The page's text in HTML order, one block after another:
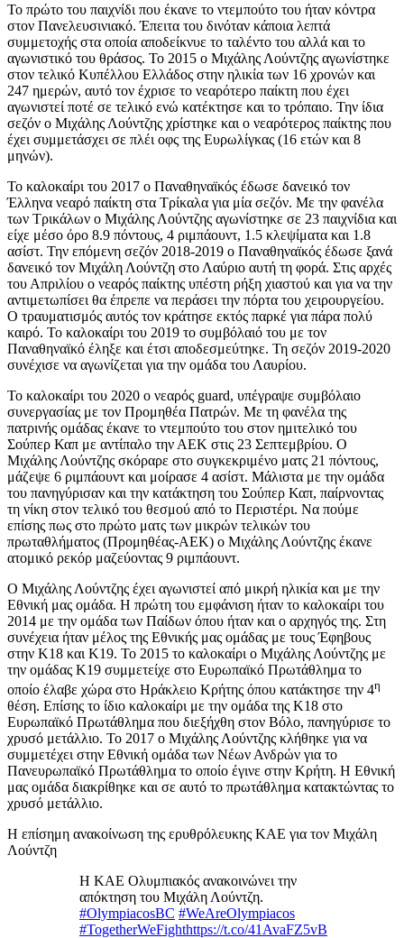
Το πρώτο του παιχνίδι που έκανε το ντεμπούτο του ήταν κόντρα
στον Πανελευσινιακό. Έπειτα του δινόταν κάποια λεπτά
συμμετοχής στα οποία αποδείκνυε το ταλέντο του αλλά και το
αγωνιστικό του θράσος. Το 2015 ο Μιχάλης Λούντζης αγωνίστηκε
στον τελικό Κυπέλλου Ελλάδος στην ηλικία των 16 χρονών και
247 ημερών, αυτό τον έχρισε το νεαρότερο παίκτη που έχει
αγωνιστεί ποτέ σε τελικό ενώ κατέκτησε και το τρόπαιο. Την ίδια
σεζόν ο Μιχάλης Λούντζης χρίστηκε και ο νεαρότερος παίκτης που
έχει συμμετάσχει σε πλέι οφς της Ευρωλίγκας (16 ετών και 8
μηνών).
Το καλοκαίρι του 2017 ο Παναθηναϊκός έδωσε δανεικό τον
Έλληνα νεαρό παίκτη στα Τρίκαλα για μία σεζόν. Με την φανέλα
των Τρικάλων ο Μιχάλης Λούντζης αγωνίστηκε σε 23 παιχνίδια και
είχε μέσο όρο 8.9 πόντους, 4 ριμπάουντ, 1.5 κλεψίματα και 1.8
ασίστ. Την επόμενη σεζόν 2018-2019 ο Παναθηναϊκός έδωσε ξανά
δανεικό τον Μιχάλη Λούντζη στο Λαύριο αυτή τη φορά. Στις αρχές
του Απριλίου ο νεαρός παίκτης υπέστη ρήξη χιαστού και για να την
αντιμετωπίσει θα έπρεπε να περάσει την πόρτα του χειρουργείου.
Ο τραυματισμός αυτός τον κράτησε εκτός παρκέ για πάρα πολύ
καιρό. Το καλοκαίρι του 2019 το συμβόλαιό του με τον
Παναθηναϊκό έληξε και έτσι αποδεσμεύτηκε. Τη σεζόν 2019-2020
συνέχισε να αγωνίζεται για την ομάδα του Λαυρίου.
Το καλοκαίρι του 2020 ο νεαρός guard, υπέγραψε συμβόλαιο
συνεργασίας με τον Προμηθέα Πατρών. Με τη φανέλα της
πατρινής ομάδας έκανε το ντεμπούτο του στον ημιτελικό του
Σούπερ Καπ με αντίπαλο την ΑΕΚ στις 23 Σεπτεμβρίου. Ο
Μιχάλης Λούντζης σκόραρε στο συγκεκριμένο ματς 21 πόντους,
μάζεψε 6 ριμπάουντ και μοίρασε 4 ασίστ. Μάλιστα με την ομάδα
του πανηγύρισαν και την κατάκτηση του Σούπερ Καπ, παίρνοντας
τη νίκη στον τελικό του θεσμού από το Περιστέρι. Να πούμε
επίσης πως στο πρώτο ματς των μικρών τελικών του
πρωταθλήματος (Προμηθέας-ΑΕΚ) ο Μιχάλης Λούντζης έκανε
ατομικό ρεκόρ μαζεύοντας 9 ριμπάουντ.
Ο Μιχάλης Λούντζης έχει αγωνιστεί από μικρή ηλικία και με την
Εθνική μας ομάδα. Η πρώτη του εμφάνιση ήταν το καλοκαίρι του
2014 με την ομάδα των Παίδων όπου ήταν και ο αρχηγός της. Στη
συνέχεια ήταν μέλος της Εθνικής μας ομάδας με τους Έφηβους
στην Κ18 και Κ19. Το 2015 το καλοκαίρι ο Μιχάλης Λούντζης με
την ομάδας Κ19 συμμετείχε στο Ευρωπαϊκό Πρωτάθλημα το
οποίο έλαβε χώρα στο Ηράκλειο Κρήτης όπου κατάκτησε την 4η
θέση. Επίσης το ίδιο καλοκαίρι με την ομάδα της Κ18 στο
Ευρωπαϊκό Πρωτάθλημα που διεξήχθη στον Βόλο, πανηγύρισε το
χρυσό μετάλλιο. Το 2017 ο Μιχάλης Λούντζης κλήθηκε για να
συμμετέχει στην Εθνική ομάδα των Νέων Ανδρών για το
Πανευρωπαϊκό Πρωτάθλημα το οποίο έγινε στην Κρήτη. Η Εθνική
μας ομάδα διακρίθηκε και σε αυτό το πρωτάθλημα κατακτώντας το
χρυσό μετάλλιο.
Η επίσημη ανακοίνωση της ερυθρόλευκης ΚΑΕ για τον Μιχάλη
Λούντζη
Η ΚΑΕ Ολυμπιακός ανακοινώνει την
απόκτηση του Μιχάλη Λούντζη.
#OlympiacosBC #WeAreOlympiacos
#TogetherWeFighthttps://t.co/41AvaFZ5vB